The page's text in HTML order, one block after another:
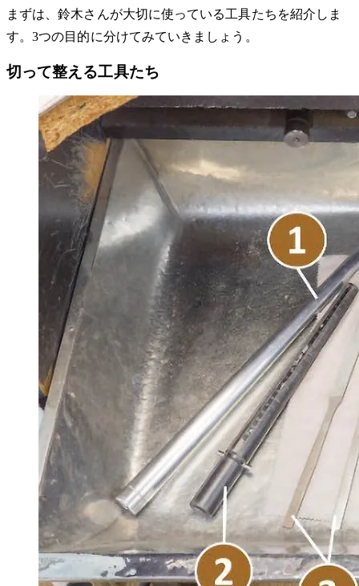
まずは、鈴木さんが大切に使っている工具たちを紹介しま
す。3つの目的に分けてみていきましょう。
切って整える工具たち